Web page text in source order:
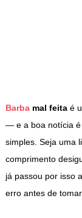
Barbamal feitaé
— e a boa notícia é
simples. Seja uma
comprimento
já passou por isso
erro antes de